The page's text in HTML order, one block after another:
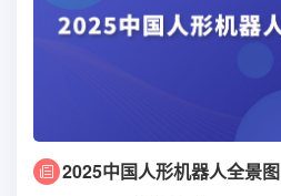
2025中国人形机器人全景图